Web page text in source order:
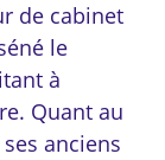
de cabinet
le
à
Quant au
anciens